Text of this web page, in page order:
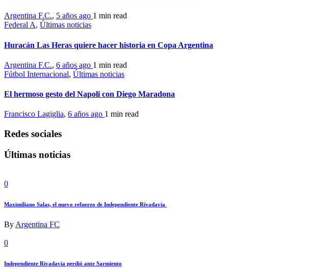
Argentina F.C., 5 años ago 1 min read
Federal A, Últimas noticias
Huracán Las Heras quiere hacer historia en Copa Argentina
Argentina F.C., 6 años ago 1 min read
Fútbol Internacional, Últimas noticias
El hermoso gesto del Napoli con Diego Maradona
Francisco Lagiglia, 6 años ago 1 min read
Redes sociales
Últimas noticias
0
Maximiliano Salas, el nuevo refuerzo de Independiente Rivadavia
By Argentina FC
0
Independiente Rivadavia perdió ante Sarmiento